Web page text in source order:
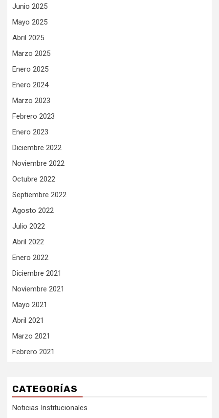
Junio 2025
Mayo 2025
Abril 2025
Marzo 2025
Enero 2025
Enero 2024
Marzo 2023
Febrero 2023
Enero 2023
Diciembre 2022
Noviembre 2022
Octubre 2022
Septiembre 2022
Agosto 2022
Julio 2022
Abril 2022
Enero 2022
Diciembre 2021
Noviembre 2021
Mayo 2021
Abril 2021
Marzo 2021
Febrero 2021
CATEGORÍAS
Noticias Institucionales